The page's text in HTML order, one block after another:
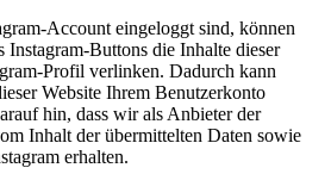
Account eingeloggt sind, können
Instagram-Buttons die Inhalte dieser
Profil verlinken. Dadurch kann
Website Ihrem Benutzerkonto
hin, dass wir als Anbieter der
Inhalt der übermittelten Daten sowie
erhalten.